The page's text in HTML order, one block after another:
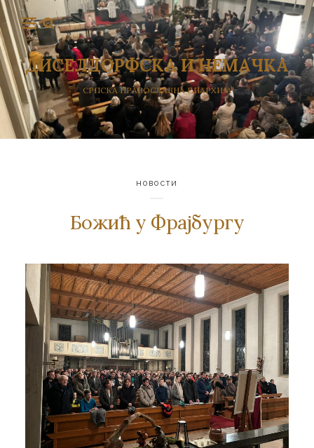
ДИСЕЛДОРФСКА И НЕМАЧКА
СРПСКА ПРАВОСЛАВНА ЕПАРХИЈА
НОВОСТИ
Божић у Фрајбургу